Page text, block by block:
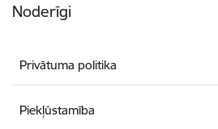
Noderīgi
Privātuma politika
Piekļūstamība